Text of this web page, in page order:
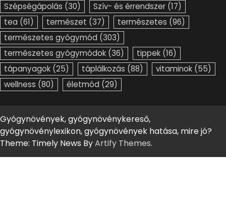
Szépségápolás (30) Szív- és érrendszer (17)
tea (61) természet (37) természetes (96)
természetes gyógymód (303)
természetes gyógymódok (36) tippek (16)
tápanyagok (25) táplálkozás (88) vitaminok (55)
wellness (80) életmód (29)
Gyógynövények, gyógynövénykereső,
gyógynövénylexikon, gyógynövények hatása, mire jó?
Theme: Timely News ByArtify Themes.